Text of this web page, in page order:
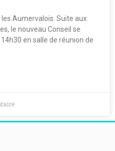
Aumervalois. Suite aux
le nouveau Conseil se
en salle de réunion de